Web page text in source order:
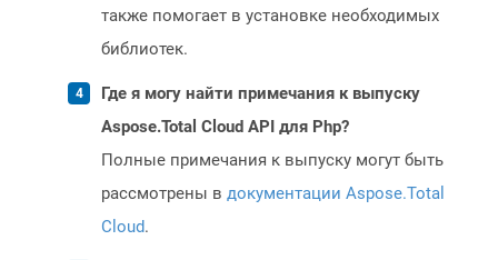
также помогает в установке необходимых
библиотек.
Где я могу найти примечания к выпуску
Aspose.Total Cloud API для Php?
Полные примечания к выпуску могут быть
рассмотрены в документации Aspose.Total
Cloud.